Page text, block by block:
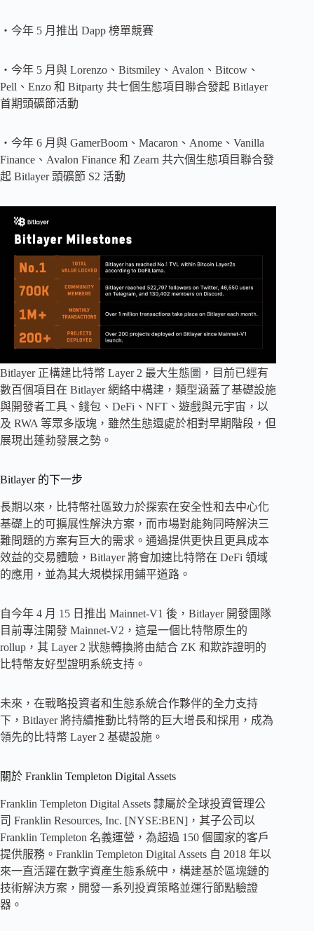
・今年 5 月推出 Dapp 榜單競賽
・今年 5 月與 Lorenzo、Bitsmiley、Avalon、Bitcow、
Pell、Enzo 和 Bitparty 共七個生態項目聯合發起 Bitlayer
首期頭礦節活動
・今年 6 月與 GamerBoom、Macaron、Anome、Vanilla
Finance、Avalon Finance 和 Zearn 共六個生態項目聯合發
起 Bitlayer 頭礦節 S2 活動
Bitlayer 正構建比特幣 Layer 2 最大生態圖，目前已經有
數百個項目在 Bitlayer 網絡中構建，類型涵蓋了基礎設施
與開發者工具、錢包、DeFi、NFT、遊戲與元宇宙，以
及 RWA 等眾多版塊，雖然生態還處於相對早期階段，但
展現出蓬勃發展之勢。
Bitlayer 的下一步
長期以來，比特幣社區致力於探索在安全性和去中心化
基礎上的可擴展性解決方案，而市場對能夠同時解決三
難問題的方案有巨大的需求。通過提供更快且更具成本
效益的交易體驗，Bitlayer 將會加速比特幣在 DeFi 領域
的應用，並為其大規模採用鋪平道路。
自今年 4 月 15 日推出 Mainnet-V1 後，Bitlayer 開發團隊
目前專注開發 Mainnet-V2，這是一個比特幣原生的
rollup，其 Layer 2 狀態轉換將由結合 ZK 和欺詐證明的
比特幣友好型證明系統支持。
未來，在戰略投資者和生態系統合作夥伴的全力支持
下，Bitlayer 將持續推動比特幣的巨大增長和採用，成為
領先的比特幣 Layer 2 基礎設施。
關於 Franklin Templeton Digital Assets
Franklin Templeton Digital Assets 隸屬於全球投資管理公
司 Franklin Resources, Inc. [NYSE:BEN]，其子公司以
Franklin Templeton 名義運營，為超過 150 個國家的客戶
提供服務。Franklin Templeton Digital Assets 自 2018 年以
來一直活躍在數字資產生態系統中，構建基於區塊鏈的
技術解決方案，開發一系列投資策略並運行節點驗證
器。